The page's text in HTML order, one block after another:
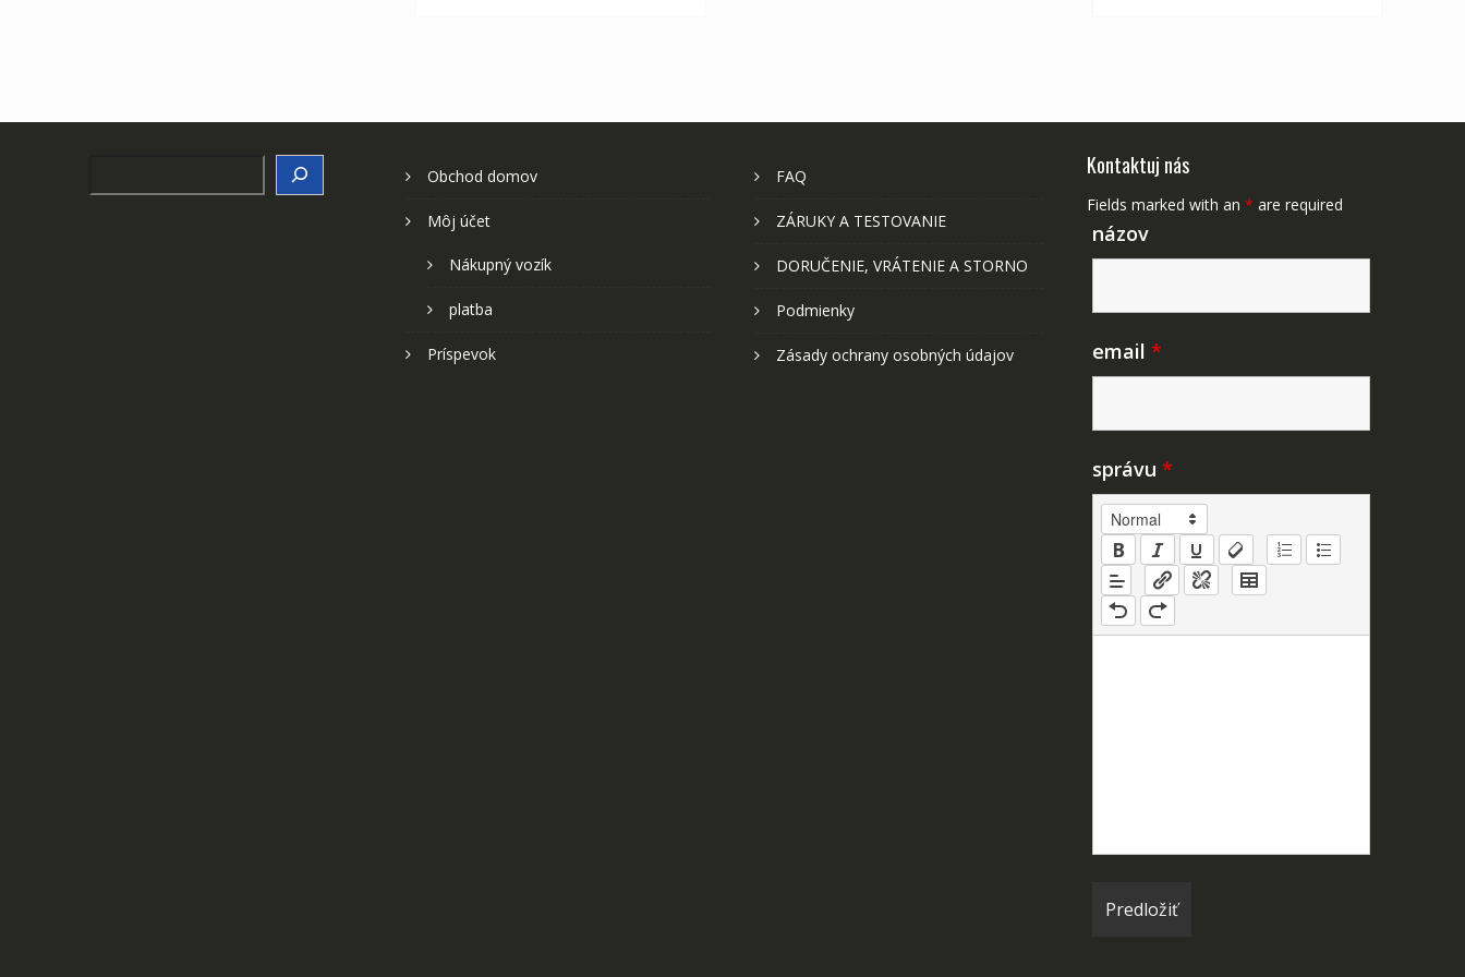
Obchod domov
Môj účet
Nákupný vozík
platba
Príspevok
FAQ
ZÁRUKY A TESTOVANIE
DORUČENIE, VRÁTENIE A STORNO
Podmienky
Zásady ochrany osobných údajov
Kontaktuj nás
Fields marked with an * are required
názov
email *
správu *